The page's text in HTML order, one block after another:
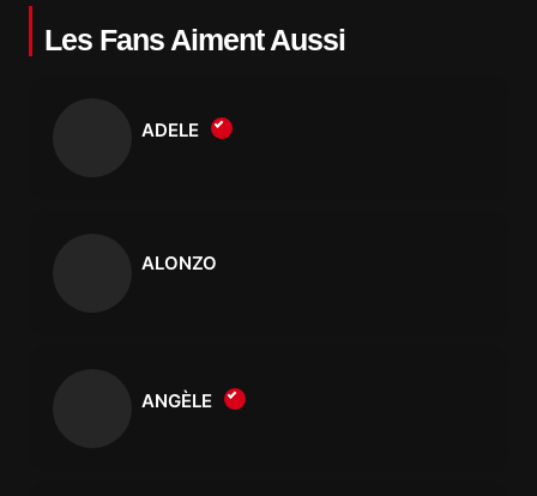
Les Fans Aiment Aussi
ADELE
ALONZO
ANGÈLE